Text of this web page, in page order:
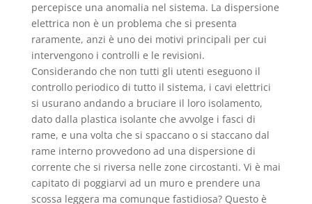
percepisce una anomalia nel sistema. La dispersione
elettrica non è un problema che si presenta
raramente, anzi è uno dei motivi principali per cui
intervengono i controlli e le revisioni.
Considerando che non tutti gli utenti eseguono il
controllo periodico di tutto il sistema, i cavi elettrici
si usurano andando a bruciare il loro isolamento,
dato dalla plastica isolante che avvolge i fasci di
rame, e una volta che si spaccano o si staccano dal
rame interno provvedono ad una dispersione di
corrente che si riversa nelle zone circostanti. Vi è mai
capitato di poggiarvi ad un muro e prendere una
scossa leggera ma comunque fastidiosa? Questo è